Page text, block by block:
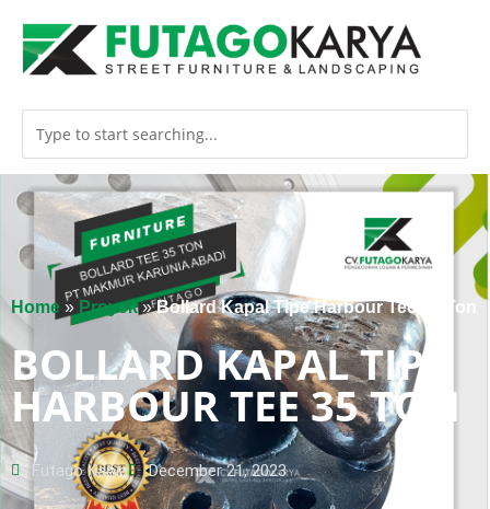
Home » Proyek»Bollard Kapal Tipe Harbour Tee 35 Ton
BOLLARD KAPAL TIPE
HARBOUR TEE 35 TON
Futago Karya December 21, 2023